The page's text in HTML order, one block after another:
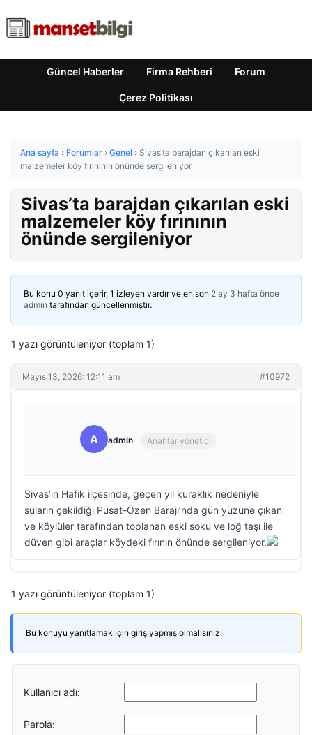
Güncel Haberler Firma Rehberi Forum
Çerez Politikası
Ana sayfa › Forumlar › Genel › Sivas’ta barajdan çıkarılan eski
malzemeler köy fırınının önünde sergileniyor
Sivas’ta barajdan çıkarılan eski
malzemeler köy fırınının
önünde sergileniyor
Bu konu 0 yanıt içerir, 1 izleyen vardır ve en son 2 ay 3 hafta önce
admin tarafından güncellenmiştir.
1 yazı görüntüleniyor (toplam 1)
Mayıs 13, 2026: 12:11 am #10972
A admin Anahtar yönetici
Sivas’ın Hafik ilçesinde, geçen yıl kuraklık nedeniyle
suların çekildiği Pusat-Özen Barajı’nda gün yüzüne çıkan
ve köylüler tarafından toplanan eski soku ve loğ taşı ile
düven gibi araçlar köydeki fırının önünde sergileniyor.
1 yazı görüntüleniyor (toplam 1)
Bu konuyu yanıtlamak için giriş yapmış olmalısınız.
Kullanıcı adı:
Parola: